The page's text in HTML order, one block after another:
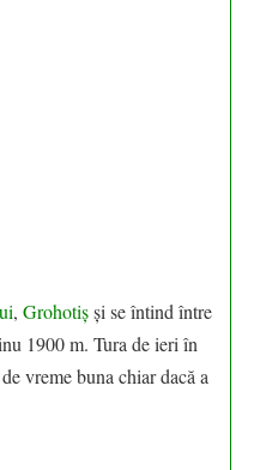
,Grohotișși se întind între
1900 m. Tura de ieri în
vreme buna chiar dacă a